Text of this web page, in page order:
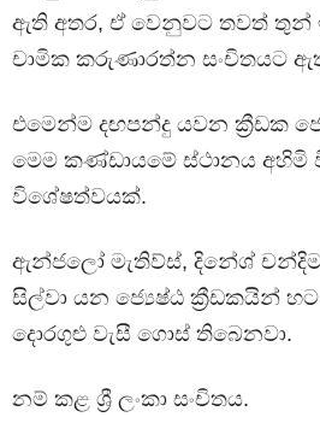
ඇති අතර, ඒ වෙනුවට තවත් තුන්
චාමික කරුණාරත්න සංචිතයට
එමෙන්ම දඟපන්දු යවන ක්‍රීඩක
මෙම කණ්ඩායමේ ස්ථානය අහිමි
විශේෂත්වයක්.
ඇන්ජලෝ මැතිව්ස්, දිනේශ්
සිල්වා යන ජ්‍යෙෂ්ඨ ක්‍රීඩකයින් හට
දොරගුළු වැසී ගොස් තිබෙනවා.
නම් කළ ශ්‍රී ලංකා සංචිතය.